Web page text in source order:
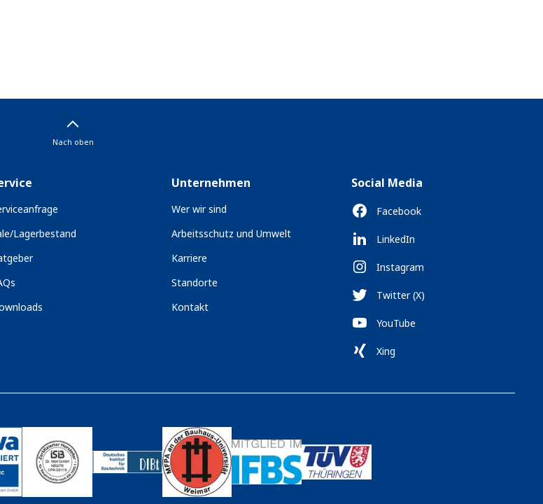
Nach oben
Lagerbestand
Unternehmen
Wer wir sind
Arbeitsschutz und Umwelt
Karriere
Standorte
Kontakt
Social Media
Facebook
LinkedIn
Instagram
Twitter (X)
YouTube
Xing